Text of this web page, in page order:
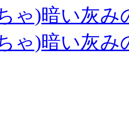
ゃ)暗い灰み
ゃ)暗い灰み